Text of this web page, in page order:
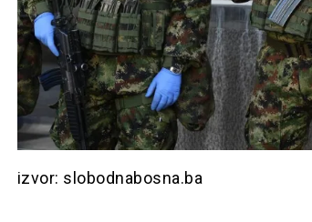
izvor: slobodnabosna.ba